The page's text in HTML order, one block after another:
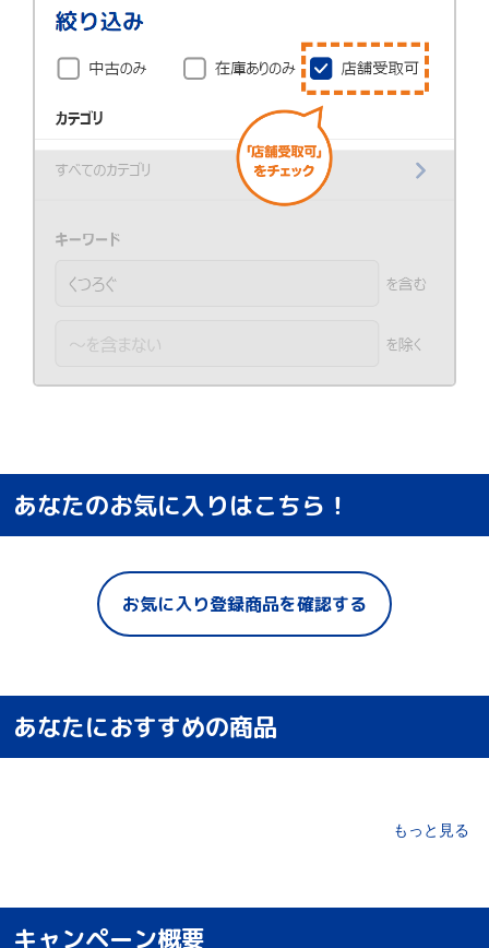
あなたのお気に入りはこちら！
お気に入り登録商品を確認する
あなたにおすすめの商品
もっと見る
キャンペーン概要